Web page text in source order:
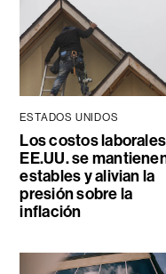
ESTADOS UNIDOS
Los costos
EE.UU. se
estables y alivian la
presión sobre la
inflación